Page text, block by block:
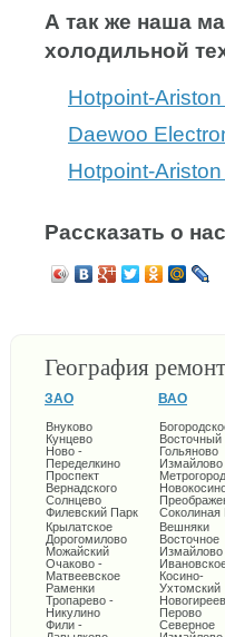
А так же наша
холодильной
Hotpoint-
Daewoo
Hotpoint-
Рассказать о
География
ЗАО
Внуково
Кунцево
Ново -
Переделкино
Проспект
Вернадского
Солнцево
Филевский Парк
Крылатское
Дорогомилово
Можайский
Очаково -
Матвеевское
Раменки
Тропарево -
Никулино
Фили -
ВАО
Восточный
Гольяново
Измайлово
Соколиная
Вешняки
Восточное
Измайлово
Косино-
Ухтомский
Перово
Северное